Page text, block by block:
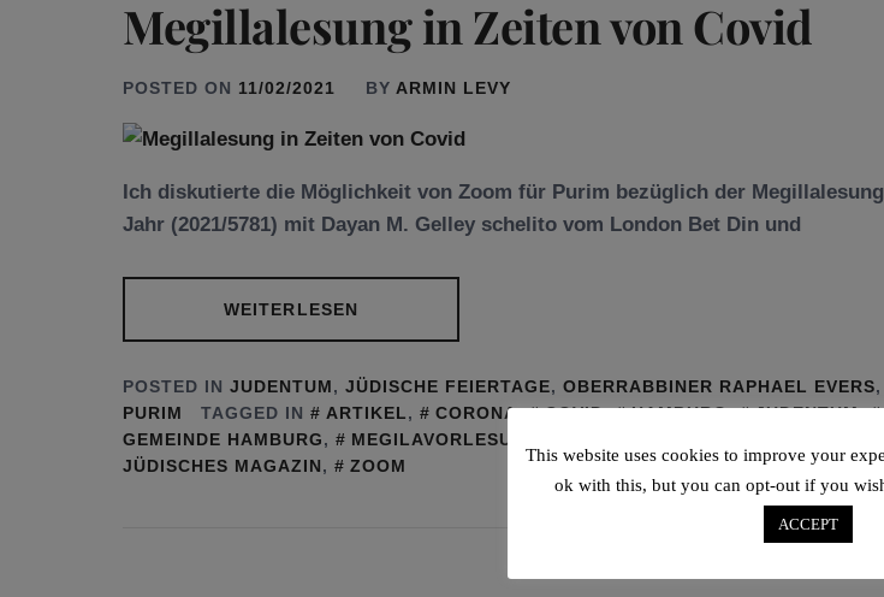
Megillalesung in Zeiten von Covid
POSTED ON 11/02/2021 BY ARMIN LEVY
Ich diskutierte die Möglichkeit von Zoom für Purim bezüglich der
Jahr (2021/5781) mit Dayan M. Gelley schelito vom London Bet Din und
WEITERLESEN
POSTED IN JUDENTUM, JÜDISCHE FEIERTAGE, OBERRABBINER RAPHAEL EVERS,
PURIM
TAGGED IN ARTIKEL, CORONA, COVID, HAMBURG, JUDENTUM,
GEMEINDE HAMBURG, MEGILAVORLESUNG
JÜDISCHES MAGAZIN, ZOOM
This website uses cookies to improve your
ok with this, but you can opt-out if you
ACCEPT